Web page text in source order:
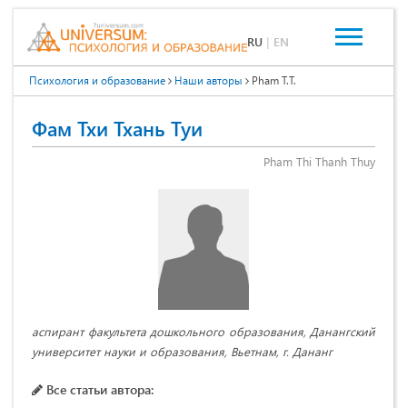
RU | EN
Психология и образование Наши авторы Pham T.T.
Фам Тхи Тхань Туи
Pham Thi Thanh Thuy
аспирант факультета дошкольного образования, Данангский
университет науки и образования, Вьетнам, г. Дананг
Все статьи автора: